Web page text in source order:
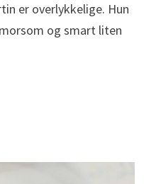
er overlykkelige. Hun
og smart liten